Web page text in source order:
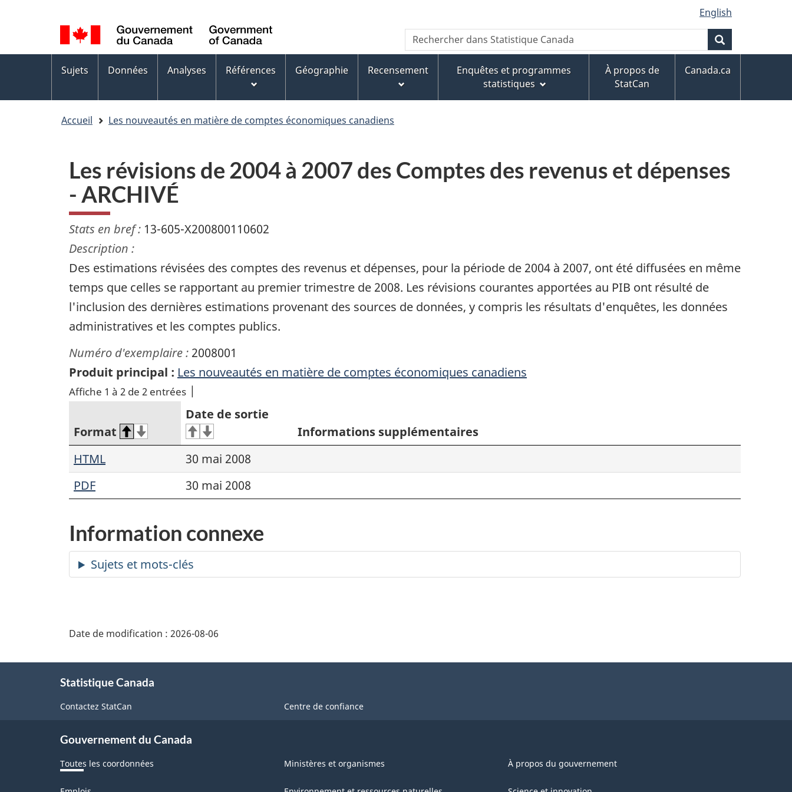
au
contenu
principal
au
pied
de
page
version
HTML
simplifiée
de
la
langue
Language
switcher
English
WxT
Search
form
Rechercher dans Statistique Canada
Menus
des
sujets
Sujets Données Analyses Références Géographie Recensement
Enquêtes et programmes
statistiques
À propos de
StatCan
Canada.ca
Accueil Les nouveautés en matière de comptes économiques canadiens
Les révisions de 2004 à 2007 des Comptes des revenus et dépenses
- ARCHIVÉ
Stats en bref : 13-605-X200800110602
Description :
Des estimations révisées des comptes des revenus et dépenses, pour la période de 2004 à 2007, ont été diffusées en même
temps que celles se rapportant au premier trimestre de 2008. Les révisions courantes apportées au PIB ont résulté de
l'inclusion des dernières estimations provenant des sources de données, y compris les résultats d'enquêtes, les données
administratives et les comptes publics.
Numéro d'exemplaire : 2008001
Produit principal : Les nouveautés en matière de comptes économiques canadiens
Affiche 1 à 2 de 2 entrées
Format
Date de sortie
Informations supplémentaires
HTML
30 mai 2008
PDF
30 mai 2008
Information connexe
Date de modification : 2026-08-06
Statistique Canada
Contactez StatCan Centre de confiance
Gouvernement du Canada
Toutes les coordonnées Ministères et organismes À propos du gouvernement